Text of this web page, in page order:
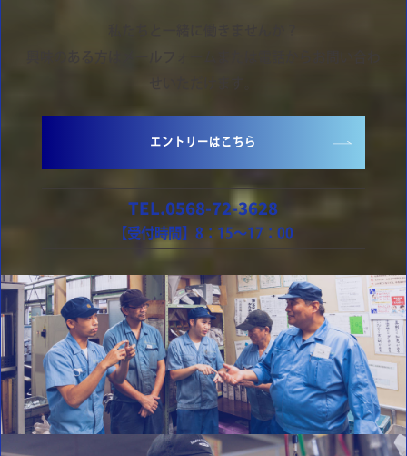
エントリーはこちら
TEL.0568-72-3628
【受付時間】8：15〜17：00